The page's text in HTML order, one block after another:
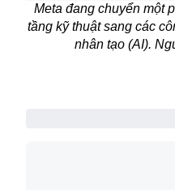
Meta đang chuyển một
tầng kỹ thuật sang các
nhân tạo (AI).